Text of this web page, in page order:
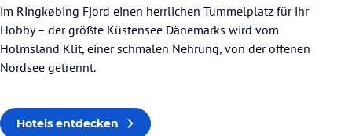
im Ringkøbing Fjord einen herrlichen Tummelplatz für ihr
Hobby – der größte Küstensee Dänemarks wird vom
Holmsland Klit, einer schmalen Nehrung, von der offenen
Nordsee getrennt.
Hotels entdecken